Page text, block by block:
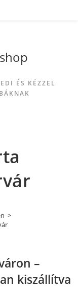
ÉS KÉZZEL
>
–
kiszállítva